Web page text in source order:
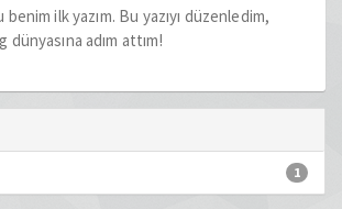
ilk yazım. Bu yazıyı düzenledim,
adım attım!
1